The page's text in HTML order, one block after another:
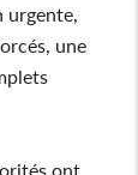
une
ont